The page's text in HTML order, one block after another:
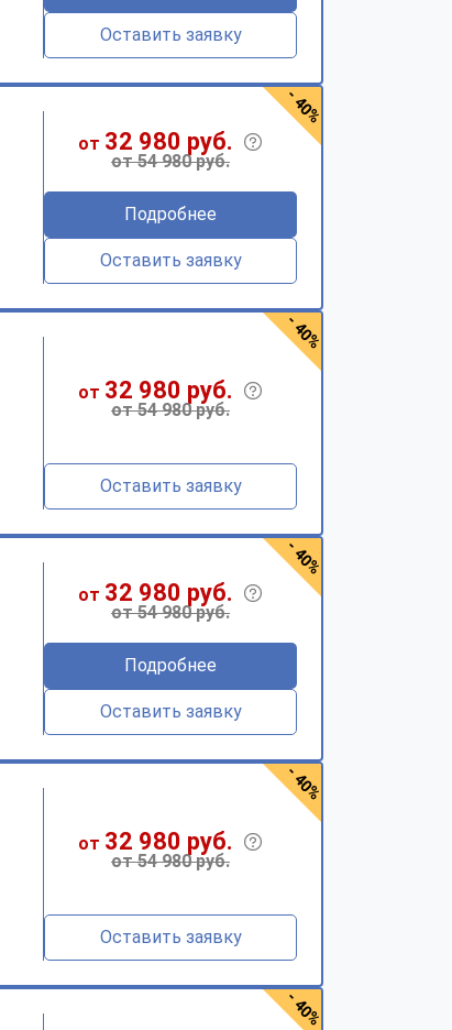
Оставить заявку
от 32 980 руб.
от 54 980 руб.
Подробнее
Оставить заявку
- 40%
от 32 980 руб.
от 54 980 руб.
Оставить заявку
- 40%
от 32 980 руб.
от 54 980 руб.
Подробнее
Оставить заявку
- 40%
от 32 980 руб.
от 54 980 руб.
Оставить заявку
- 40%
- 40%